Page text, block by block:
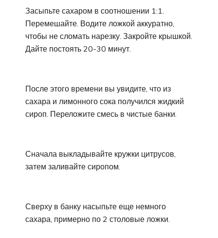
Засыпьте сахаром в соотношении 1:1.
Перемешайте. Водите ложкой аккуратно,
чтобы не сломать нарезку. Закройте крышкой.
Дайте постоять 20-30 минут.
После этого времени вы увидите, что из
сахара и лимонного сока получился жидкий
сироп. Переложите смесь в чистые банки.
Сначала выкладывайте кружки цитрусов,
затем заливайте сиропом.
Сверху в банку насыпьте еще немного
сахара, примерно по 2 столовые ложки.